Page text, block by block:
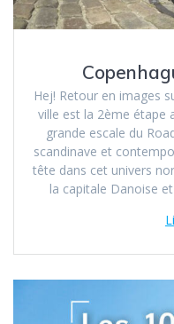
Hej! Retour en images
ville est la 2ème étape
grande escale du
scandinave et
tête dans cet univers
la capitale Danoise